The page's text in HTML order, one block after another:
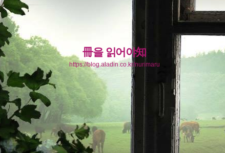
冊을 읽어야知
https://blog.aladin.co.kr/nurimaru